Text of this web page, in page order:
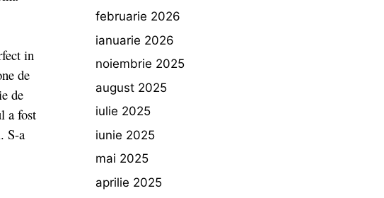
in
de
de
a fost
S-a
februarie 2026
ianuarie 2026
noiembrie 2025
august 2025
iulie 2025
iunie 2025
mai 2025
aprilie 2025